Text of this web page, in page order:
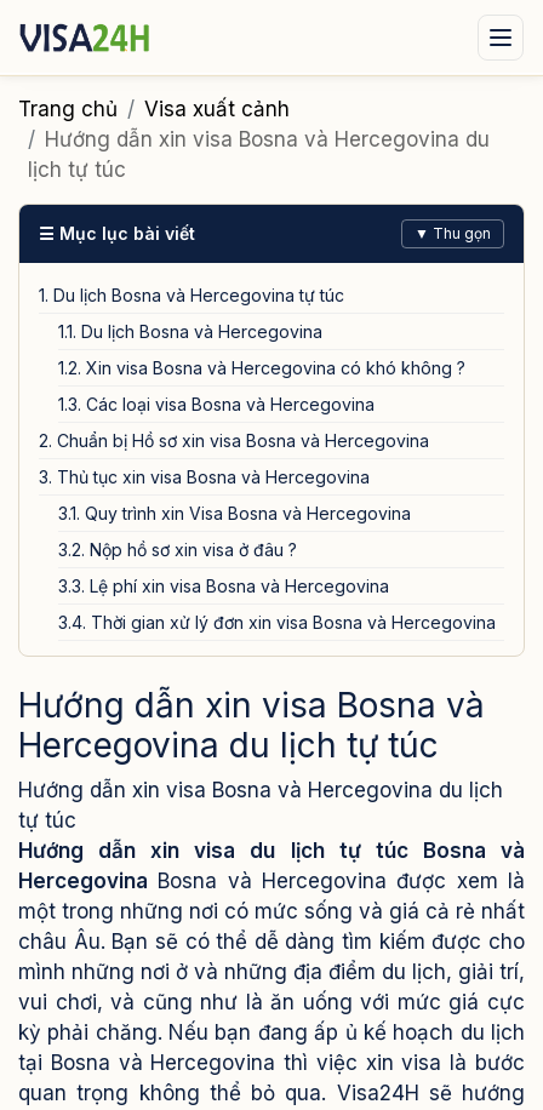
Visa xuất cảnh Visa nhập cảnh
Tin tức
Tư vấn ngay qua Zalo
Trang chủ
Visa xuất cảnh
Hướng dẫn xin visa Bosna và Hercegovina du
lịch tự túc
☰ Mục lục bài viết ▼ Thu gọn
1. Du lịch Bosna và Hercegovina tự túc
1.1. Du lịch Bosna và Hercegovina
1.2. Xin visa Bosna và Hercegovina có khó không ?
1.3. Các loại visa Bosna và Hercegovina
2. Chuẩn bị Hồ sơ xin visa Bosna và Hercegovina
3. Thủ tục xin visa Bosna và Hercegovina
3.1. Quy trình xin Visa Bosna và Hercegovina
3.2. Nộp hồ sơ xin visa ở đâu ?
3.3. Lệ phí xin visa Bosna và Hercegovina
3.4. Thời gian xử lý đơn xin visa Bosna và Hercegovina
4. Các lưu ý quan trọng khi xin visa Bosna và Hercegovina
du lịch tự túc
5. Dịch vụ xin visa Bosna và Hercegovina của Visa24h.vn
Hướng dẫn xin visa Bosna và
Hercegovina du lịch tự túc
Hướng dẫn xin visa Bosna và Hercegovina du lịch
tự túc
Hướng dẫn xin visa du lịch tự túc Bosna và
Hercegovina Bosna và Hercegovina được xem là
một trong những nơi có mức sống và giá cả rẻ nhất
châu Âu. Bạn sẽ có thể dễ dàng tìm kiếm được cho
mình những nơi ở và những địa điểm du lịch, giải trí,
vui chơi, và cũng như là ăn uống với mức giá cực
kỳ phải chăng. Nếu bạn đang ấp ủ kế hoạch du lịch
tại Bosna và Hercegovina thì việc xin visa là bước
quan trọng không thể bỏ qua. Visa24H sẽ hướng